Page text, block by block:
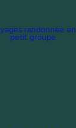
randonnée en
petit groupe